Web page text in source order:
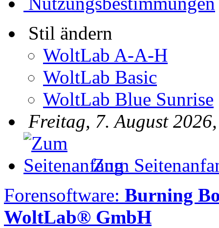
Stil ändern
WoltLab A-A-H
WoltLab Basic
WoltLab Blue Sunrise
Freitag, 7. August
Zum
Forensoftware: Burning
WoltLab® GmbH